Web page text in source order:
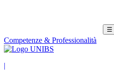
☰
Competenze & Professionalità
|